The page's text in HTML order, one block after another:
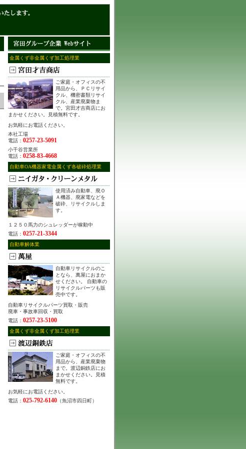
金属くず非金属くず加工処理業
ご家庭・オフィスの不
用品から、ＰＣリサイ
クル、機密書類リサイ
クル、産業廃棄物ま
で。宮田才吉商店にお
まかせください。見積無料です。
お気軽にお電話ください。
本社工場
電話： 0257-23-5091
小千谷営業所
電話： 0258-83-4668
自動車OA機器家電金属くず各破砕処理業
使用済み自動車、廃Ｏ
Ａ機器、廃家電などを
破砕、リサイクルしま
す。
１２５０馬力のシュレッダーが稼動中
電話： 0257-21-3344
自動車解体業
自動車リサイクルのこ
となら、萬屋におまか
せください。 自動車の
リサイクルパーツも販
売中です。
自動車リサイクルパーツ買取・販売
廃車・事故車回収・買取
電話： 0257-23-5100
金属くず非金属くず加工処理業
ご家庭・オフィスの不
用品から、産業廃棄物
まで。渡辺銅鉄店にお
まかせください。見積
無料です。
お気軽にお電話ください。
電話： 025-792-6140 （魚沼市四日町）